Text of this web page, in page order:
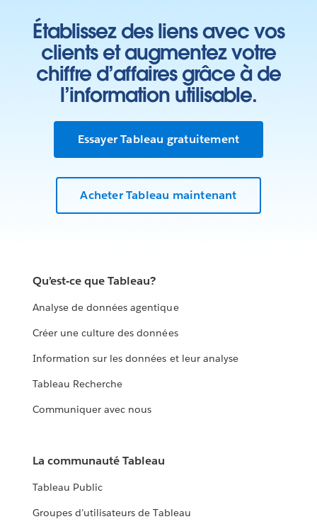
Établissez des liens avec vos
clients et augmentez votre
chiffre d’affaires grâce à de
l’information utilisable.
Essayer Tableau gratuitement
Acheter Tableau maintenant
Qu’est-ce que Tableau?
Analyse de données agentique
Créer une culture des données
Information sur les données et leur analyse
Tableau Recherche
Communiquer avec nous
La communauté Tableau
Tableau Public
Groupes d’utilisateurs de Tableau